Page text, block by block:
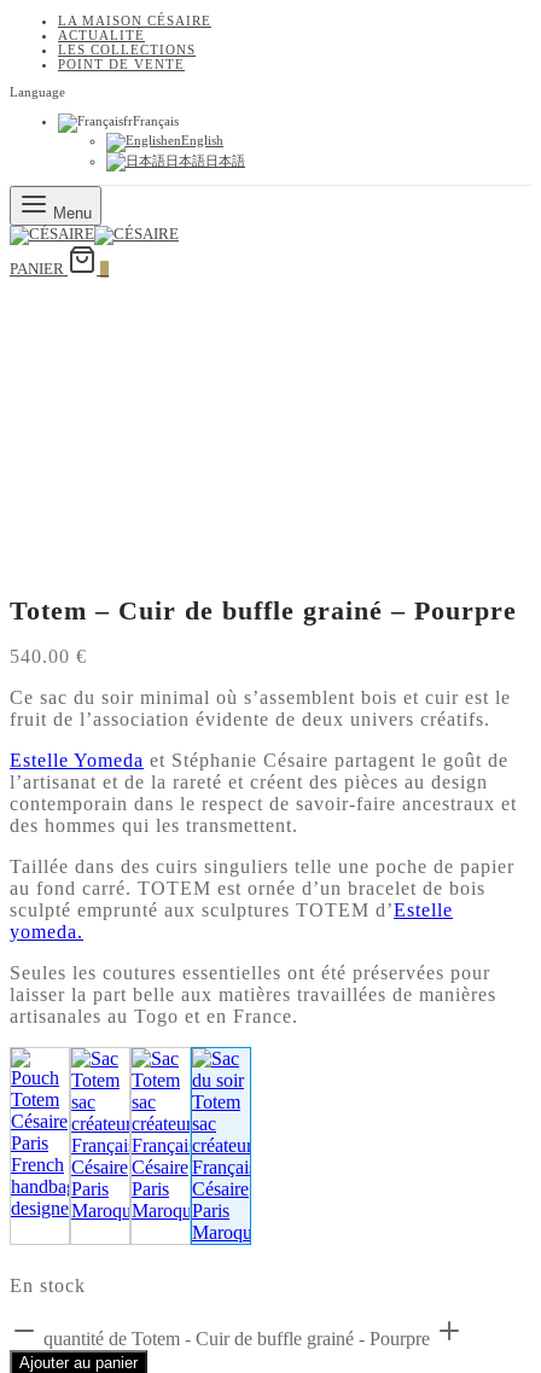
LA MAISON CÉSAIRE
ACTUALITÉ
LES COLLECTIONS
POINT DE VENTE
Language
frFrançais
enEnglish
日本語日本語
Menu
PANIER
Totem – Cuir de buffle grainé – Pourpre
540.00 €
Ce sac du soir minimal où s’assemblent bois et cuir est le
fruit de l’association évidente de deux univers créatifs.
Estelle Yomeda et Stéphanie Césaire partagent le goût de
l’artisanat et de la rareté et créent des pièces au design
contemporain dans le respect de savoir-faire ancestraux et
des hommes qui les transmettent.
Taillée dans des cuirs singuliers telle une poche de papier
au fond carré. TOTEM est ornée d’un bracelet de bois
sculpté emprunté aux sculptures TOTEM d’Estelle
yomeda.
Seules les coutures essentielles ont été préservées pour
laisser la part belle aux matières travaillées de manières
artisanales au Togo et en France.
En stock
quantité de Totem - Cuir de buffle grainé - Pourpre
Ajouter au panier